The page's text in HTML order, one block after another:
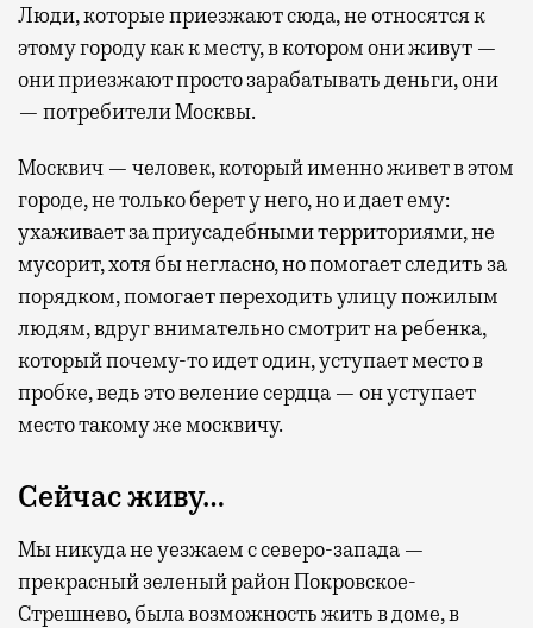
Люди, которые приезжают сюда, не относятся к
этому городу как к месту, в котором они живут —
они приезжают просто зарабатывать деньги, они
— потребители Москвы.
Москвич — человек, который именно живет в этом
городе, не только берет у него, но и дает ему:
ухаживает за приусадебными территориями, не
мусорит, хотя бы негласно, но помогает следить за
порядком, помогает переходить улицу пожилым
людям, вдруг внимательно смотрит на ребенка,
который почему-то идет один, уступает место в
пробке, ведь это веление сердца — он уступает
место такому же москвичу.
Сейчас живу…
Мы никуда не уезжаем с северо-запада —
прекрасный зеленый район Покровское-
Стрешнево, была возможность жить в доме, в